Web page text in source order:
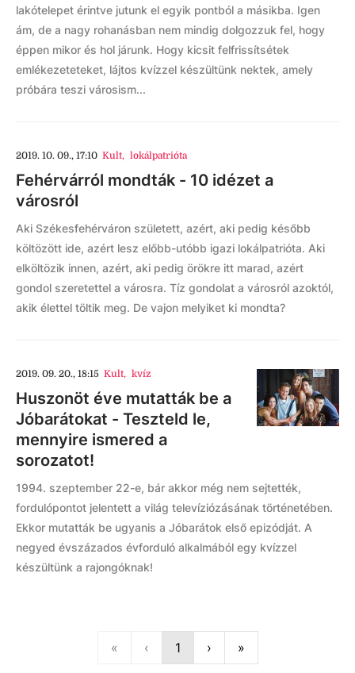
lakótelepet érintve jutunk el egyik pontból a másikba. Igen
ám, de a nagy rohanásban nem mindig dolgozzuk fel, hogy
éppen mikor és hol járunk. Hogy kicsit felfrissítsétek
emlékezeteteket, lájtos kvízzel készültünk nektek, amely
próbára teszi városism...
2019. 10. 09., 17:10 Kult, lokálpatrióta
Fehérvárról mondták - 10 idézet a
városról
Aki Székesfehérváron született, azért, aki pedig később
költözött ide, azért lesz előbb-utóbb igazi lokálpatrióta. Aki
elköltözik innen, azért, aki pedig örökre itt marad, azért
gondol szeretettel a városra. Tíz gondolat a városról azoktól,
akik élettel töltik meg. De vajon melyiket ki mondta?
2019. 09. 20., 18:15 Kult, kvíz
Huszonöt éve mutatták be a
Jóbarátokat - Teszteld le,
mennyire ismered a
sorozatot!
1994. szeptember 22-e, bár akkor még nem sejtették,
fordulópontot jelentett a világ televíziózásának történetében.
Ekkor mutatták be ugyanis a Jóbarátok első epizódját. A
negyed évszázados évforduló alkalmából egy kvízzel
készültünk a rajongóknak!
« ‹Previous
1 ›Next»Last